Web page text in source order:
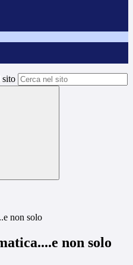
sito
non solo
non solo